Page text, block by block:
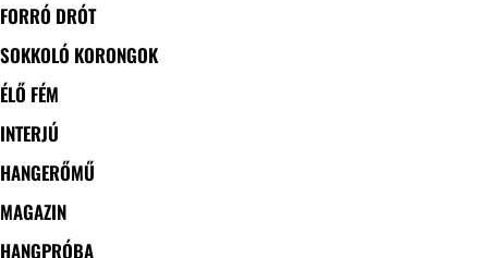
FORRÓ DRÓT
SOKKOLÓ KORONGOK
ÉLŐ FÉM
INTERJÚ
HANGERŐMŰ
MAGAZIN
HANGPRÓBA